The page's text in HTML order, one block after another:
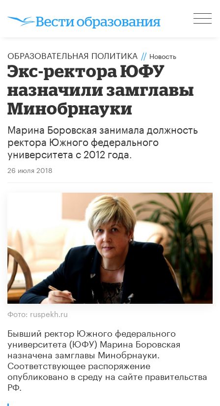
ОБРАЗОВАТЕЛЬНАЯ ПОЛИТИКА // Новость
Экс-ректора ЮФУ
назначили замглавы
Минобрнауки
Марина Боровская занимала должность
ректора Южного федерального
университета с 2012 года.
26 июля 2018
Фото: ruspekh.ru
Бывший ректор Южного федерального
университета (ЮФУ) Марина Боровская
назначена замглавы Минобрнауки.
Соответствующее распоряжение
опубликовано в среду на сайте правительства
РФ.